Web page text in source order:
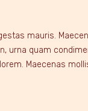
mauris.
urna quam
Maecenas